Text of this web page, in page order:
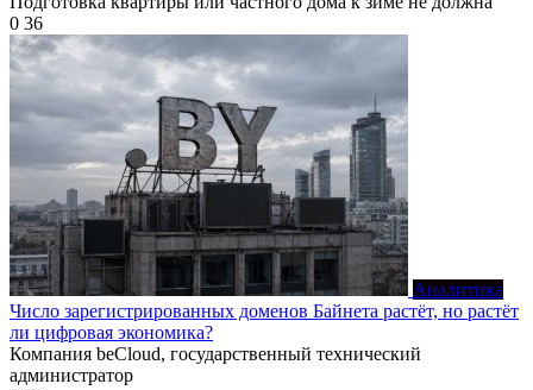
0 36
Аналитика
Число зарегистрированных доменов Байнета растёт, но растёт
ли цифровая экономика?
Компания beCloud, государственный технический
администратор